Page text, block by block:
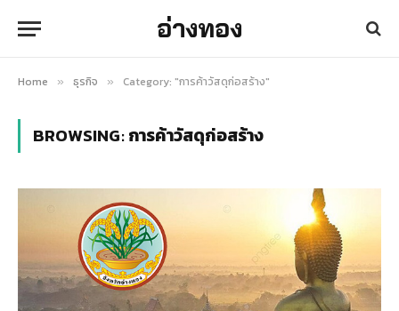
อ่างทอง
Home » ธุรกิจ » Category: "การค้าวัสดุก่อสร้าง"
BROWSING:การค้าวัสดุก่อสร้าง